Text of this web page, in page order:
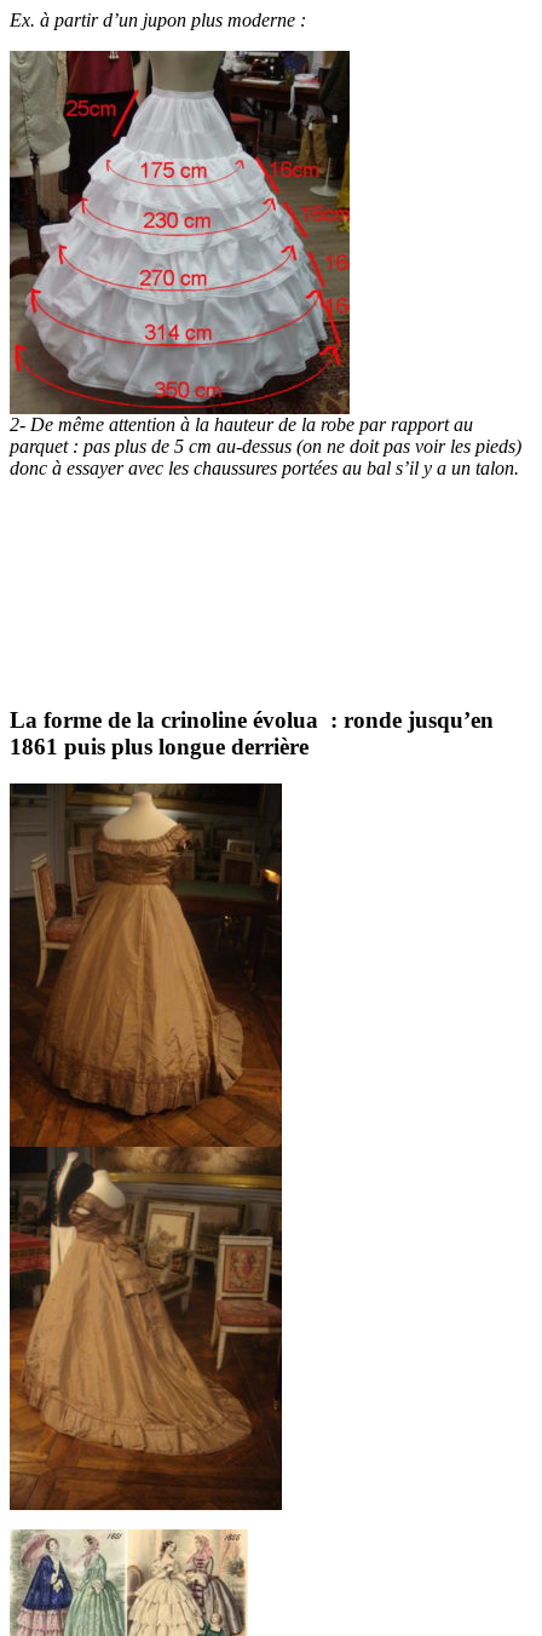
Ex. à partir d’un jupon plus moderne :
2- De même attention à la hauteur de la robe par rapport au
parquet : pas plus de 5 cm au-dessus (on ne doit pas voir les pieds)
donc à essayer avec les chaussures portées au bal s’il y a un talon.
La forme de la crinoline évolua : ronde jusqu’en
1861 puis plus longue derrière